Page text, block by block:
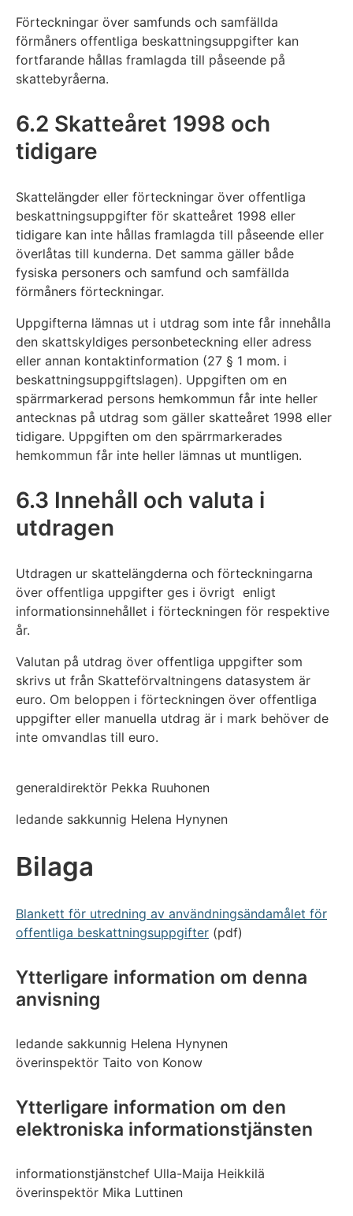
Förteckningar över samfunds och samfällda
förmåners offentliga beskattningsuppgifter kan
fortfarande hållas framlagda till påseende på
skattebyråerna.
6.2 Skatteåret 1998 och
tidigare
Skattelängder eller förteckningar över offentliga
beskattningsuppgifter för skatteåret 1998 eller
tidigare kan inte hållas framlagda till påseende eller
överlåtas till kunderna. Det samma gäller både
fysiska personers och samfund och samfällda
förmåners förteckningar.
Uppgifterna lämnas ut i utdrag som inte får innehålla
den skattskyldiges personbeteckning eller adress
eller annan kontaktinformation (27 § 1 mom. i
beskattningsuppgiftslagen). Uppgiften om en
spärrmarkerad persons hemkommun får inte heller
antecknas på utdrag som gäller skatteåret 1998 eller
tidigare. Uppgiften om den spärrmarkerades
hemkommun får inte heller lämnas ut muntligen.
6.3 Innehåll och valuta i
utdragen
Utdragen ur skattelängderna och förteckningarna
över offentliga uppgifter ges i övrigt enligt
informationsinnehållet i förteckningen för respektive
år.
Valutan på utdrag över offentliga uppgifter som
skrivs ut från Skatteförvaltningens datasystem är
euro. Om beloppen i förteckningen över offentliga
uppgifter eller manuella utdrag är i mark behöver de
inte omvandlas till euro.
generaldirektör Pekka Ruuhonen
ledande sakkunnig Helena Hynynen
Bilaga
Blankett för utredning av användningsändamålet för
offentliga beskattningsuppgifter (pdf)
Ytterligare information om denna
anvisning
ledande sakkunnig Helena Hynynen
överinspektör Taito von Konow
Ytterligare information om den
elektroniska informationstjänsten
informationstjänstchef Ulla-Maija Heikkilä
överinspektör Mika Luttinen